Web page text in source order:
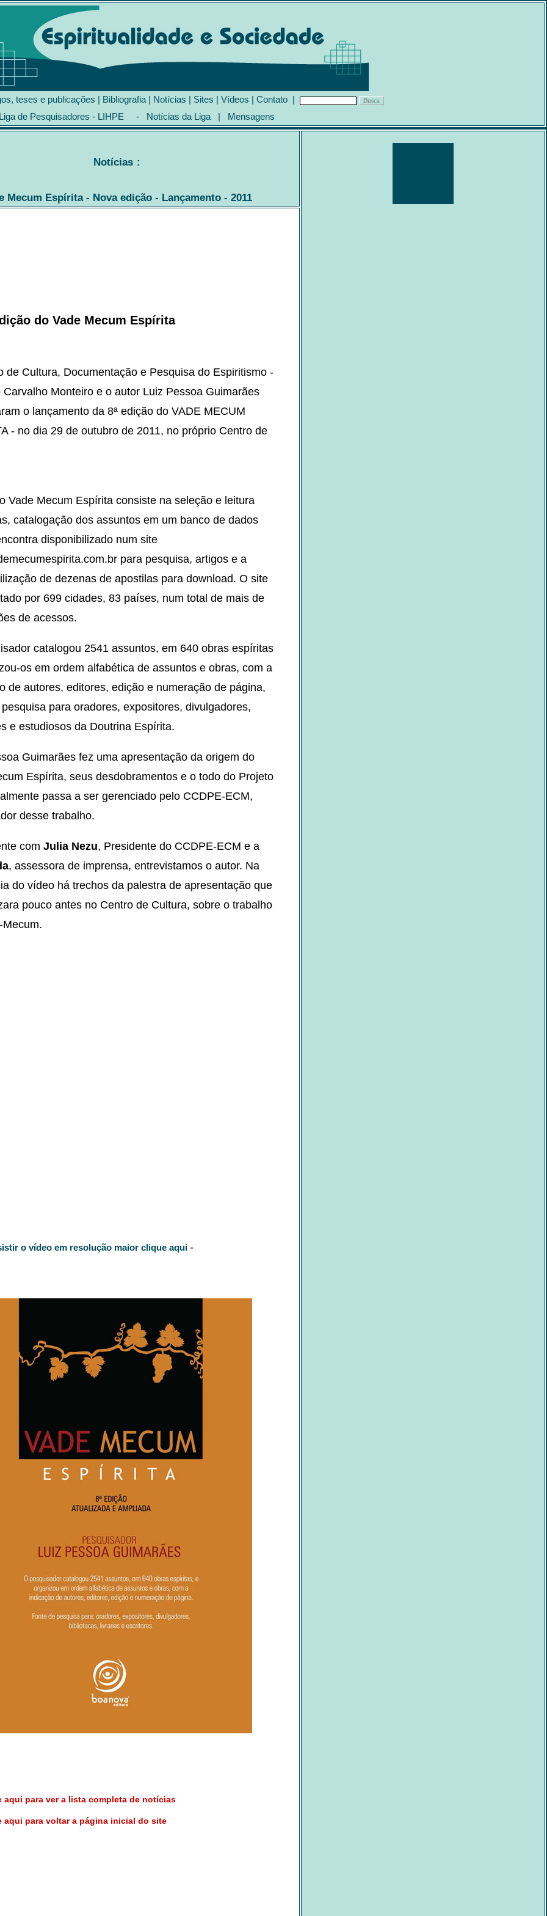
teses e publicações | Bibliografia | Notícias | Sites | Vídeos | Contato |
Liga de Pesquisadores - LIHPE - Notícias da Liga | Mensagens
Notícias :
Mecum Espírita - Nova edição - Lançamento - 2011
do Vade Mecum Espírita
de Cultura, Documentação e Pesquisa do Espiritismo -
Carvalho Monteiro e o autor Luiz Pessoa Guimarães
o lançamento da 8ª edição do VADE MECUM
- no dia 29 de outubro de 2011, no próprio Centro de
Vade Mecum Espírita consiste na seleção e leitura
catalogação dos assuntos em um banco de dados
disponibilizado num site
para pesquisa, artigos e a
de dezenas de apostilas para download. O site
por 699 cidades, 83 países, num total de mais de
de acessos.
catalogou 2541 assuntos, em 640 obras espíritas
os em ordem alfabética de assuntos e obras, com a
de autores, editores, edição e numeração de página,
para oradores, expositores, divulgadores,
e estudiosos da Doutrina Espírita.
Guimarães fez uma apresentação da origem do
Espírita, seus desdobramentos e o todo do Projeto
passa a ser gerenciado pelo CCDPE-ECM,
desse trabalho.
com Julia Nezu, Presidente do CCDPE-ECM e a
, assessora de imprensa, entrevistamos o autor. Na
do vídeo há trechos da palestra de apresentação que
pouco antes no Centro de Cultura, sobre o trabalho
Mecum.
o vídeo em resolução maior clique aqui -
aqui para ver a lista completa de notícias
aqui para voltar a página inicial do site